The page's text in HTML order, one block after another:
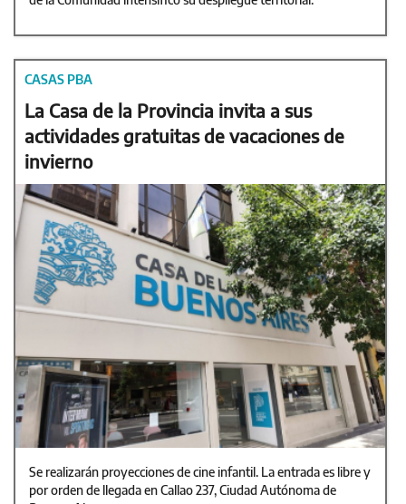
CASAS PBA
La Casa de la Provincia invita a sus
actividades gratuitas de vacaciones de
invierno
Se realizarán proyecciones de cine infantil. La entrada es libre y
por orden de llegada en Callao 237, Ciudad Autónoma de